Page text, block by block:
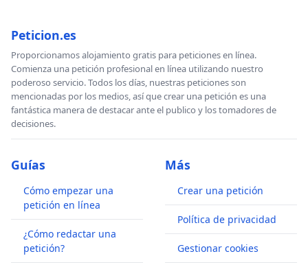
Peticion.es
Proporcionamos alojamiento gratis para peticiones en línea.
Comienza una petición profesional en línea utilizando nuestro
poderoso servicio. Todos los días, nuestras peticiones son
mencionadas por los medios, así que crear una petición es una
fantástica manera de destacar ante el publico y los tomadores de
decisiones.
Guías
Cómo empezar una
petición en línea
¿Cómo redactar una
petición?
Más
Crear una petición
Política de privacidad
Gestionar cookies